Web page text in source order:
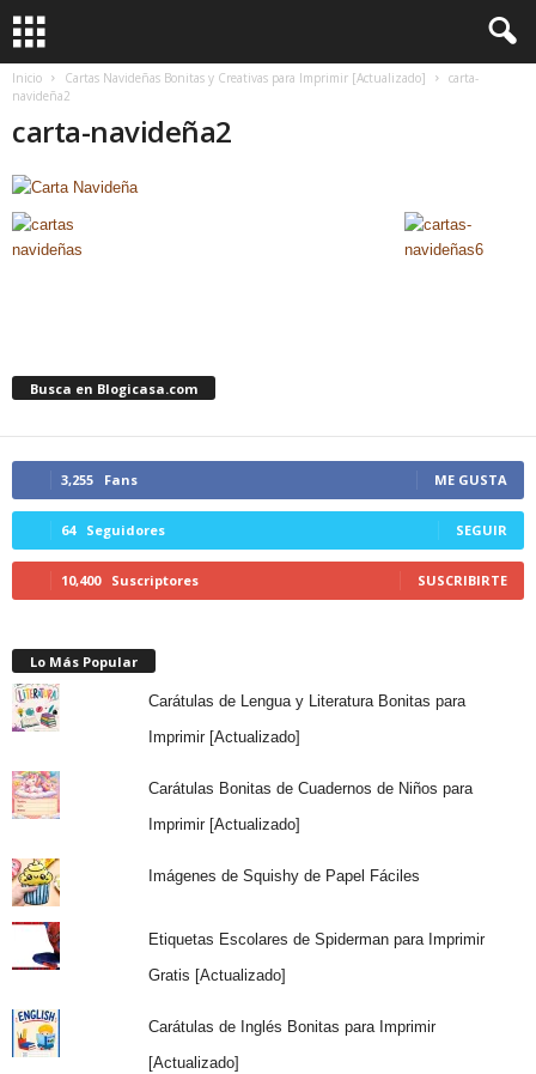
Inicio Cartas Navideñas Bonitas y Creativas para Imprimir [Actualizado]
carta-
navideña2
carta-navideña2
Busca en Blogicasa.com
3,255 Fans ME GUSTA
64 Seguidores SEGUIR
10,400 Suscriptores SUSCRIBIRTE
Lo Más Popular
Carátulas de Lengua y Literatura Bonitas para
Imprimir [Actualizado]
Carátulas Bonitas de Cuadernos de Niños para
Imprimir [Actualizado]
Imágenes de Squishy de Papel Fáciles
Etiquetas Escolares de Spiderman para Imprimir
Gratis [Actualizado]
Carátulas de Inglés Bonitas para Imprimir
[Actualizado]